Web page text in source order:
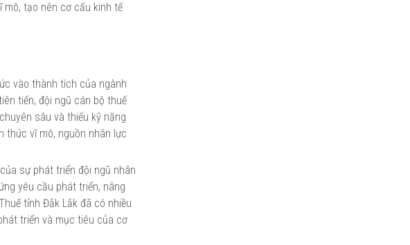
mô, tạo nên cơ cấu kinh tế
vào thành tích của ngành
tiến, đội ngũ cán bộ thuế
sâu và thiếu kỹ năng
thức vĩ mô, nguồn nhân lực
sự phát triển đội ngũ nhân
yêu cầu phát triển, nâng
tỉnh Đắk Lắk đã có nhiều
triển và mục tiêu của cơ